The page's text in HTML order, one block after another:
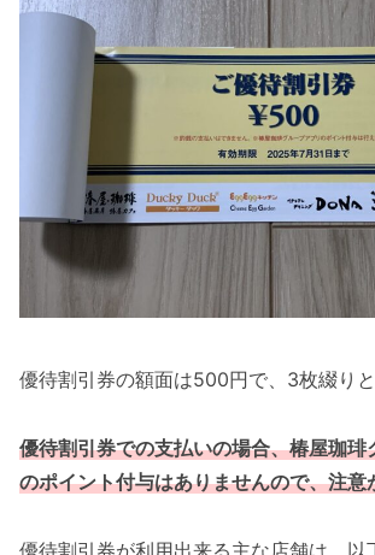
優待割引券の額面は500円で、3枚綴りと
優待割引券での支払いの場合、椿屋珈琲
のポイント付与はありませんので、注意
優待割引券が利用出来る主な店舗は、以